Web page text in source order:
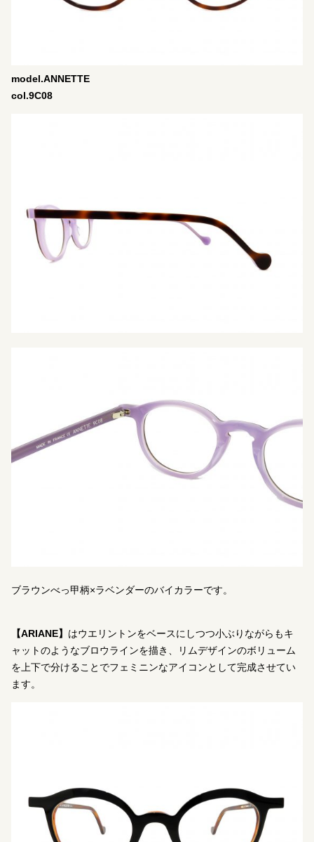
model.ANNETTE
col.9C08
ブラウンべっ甲柄×ラベンダーのバイカラーです。
【ARIANE】 はウエリントンをベースにしつつ小ぶりながらもキ
ャットのようなブロウラインを描き、リムデザインのボリューム
を上下で分けることでフェミニンなアイコンとして完成させてい
ます。